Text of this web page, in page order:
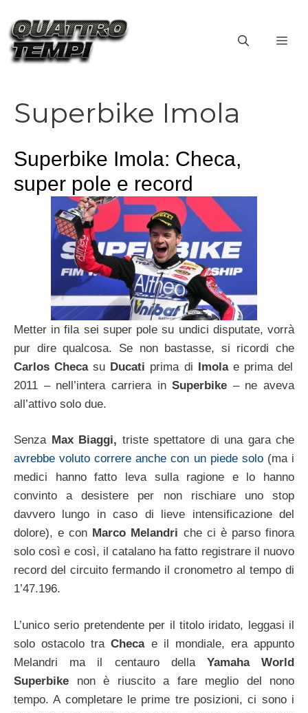
contenuto
Superbike Imola
Superbike Imola: Checa,
super pole e record
Metter in fila sei super pole su undici disputate, vorrà
pur dire qualcosa. Se non bastasse, si ricordi che
Carlos Checasu Ducati prima di Imolae prima del
2011 – nell’intera carriera inSuperbike – ne aveva
all’attivo solo due.
Senza Max Biaggi, triste spettatore di una gara che
avrebbe voluto correre anche con un piede solo(ma i
medici hanno fatto leva sulla ragione e lo hanno
convinto a desistere per non rischiare uno stop
davvero lungo in caso di lieve intensificazione del
dolore), e con Marco Melandri che ci è parso finora
solo così e così, il catalano ha fatto registrare il nuovo
record del circuito fermando il cronometro al tempo di
1’47.196.
L’unico serio pretendente per il titolo iridato, leggasi il
solo ostacolo traChecae il mondiale, era appunto
Melandri ma il centauro della Yamaha World
Superbike non è riuscito a fare meglio del nono
tempo. A completare le prime tre posizioni, ci sono i